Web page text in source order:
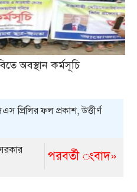
অবস্থান কর্মসূচি
প্রিলির ফল প্রকাশ, উত্তীর্ণ
পরবর্তী ংবাদ»